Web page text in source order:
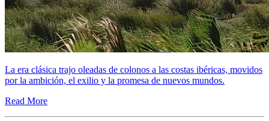
La era clásica trajo oleadas de colonos a las costas ibéricas, movidos
por la ambición, el exilio y la promesa de nuevos mundos.
Read More